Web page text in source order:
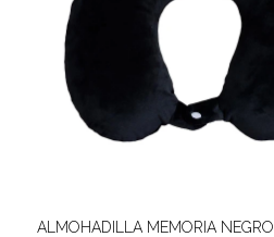
ALMOHADILLA MEMORIA NEGRO